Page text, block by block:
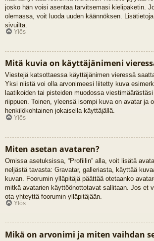
josko hän voisi asentaa tarvitsemasi kielipaketin.
olemassa, voit luoda uuden käännöksen.
sivuilta.
Ylös
Mitä kuvia on käyttäjänimeni
Viestejä katsottaessa käyttäjänimen vieressä
Yksi niistä voi olla arvonimeesi liitetty kuva
laatikoiden tai pisteiden muodossa
riippuen. Toinen, yleensä isompi kuva on avatar ja
henkilökohtainen jokaisella käyttäjällä.
Ylös
Miten asetan avataren?
Omissa asetuksissa, “Profiilin” alla, voit lisätä
neljästä tavasta: Gravatar, galleriasta, käyttää
kuvan. Foorumin ylläpitäjä päättää otetaanko
mitkä avatarien käyttöönottotavat sallitaan. Jos et
ota yhteyttä foorumin ylläpitäjään.
Ylös
Mikä on arvonimi ja miten vaihdan